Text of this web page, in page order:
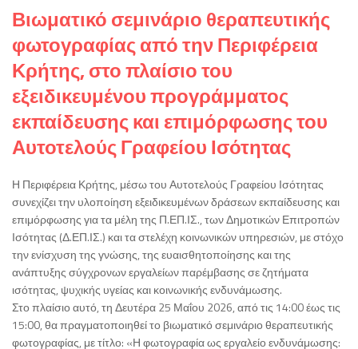
Βιωματικό σεμινάριο θεραπευτικής
φωτογραφίας από την Περιφέρεια
Κρήτης, στο πλαίσιο του
εξειδικευμένου προγράμματος
εκπαίδευσης και επιμόρφωσης του
Αυτοτελούς Γραφείου Ισότητας
Η Περιφέρεια Κρήτης, μέσω του Αυτοτελούς Γραφείου Ισότητας
συνεχίζει την υλοποίηση εξειδικευμένων δράσεων εκπαίδευσης και
επιμόρφωσης για τα μέλη της Π.ΕΠ.ΙΣ., των Δημοτικών Επιτροπών
Ισότητας (Δ.ΕΠ.ΙΣ.) και τα στελέχη κοινωνικών υπηρεσιών, με στόχο
την ενίσχυση της γνώσης, της ευαισθητοποίησης και της
ανάπτυξης σύγχρονων εργαλείων παρέμβασης σε ζητήματα
ισότητας, ψυχικής υγείας και κοινωνικής ενδυνάμωσης.
Στο πλαίσιο αυτό, τη Δευτέρα 25 Μαΐου 2026, από τις 14:00 έως τις
15:00, θα πραγματοποιηθεί το βιωματικό σεμινάριο θεραπευτικής
φωτογραφίας, με τίτλο: «Η φωτογραφία ως εργαλείο ενδυνάμωσης: